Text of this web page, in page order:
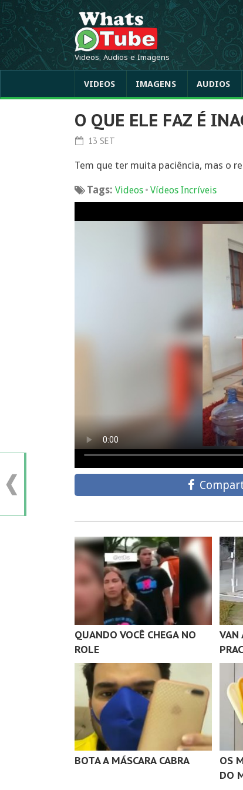
Videos, Audios e Imagens
VIDEOS IMAGENS AUDIOS
O QUE ELE FAZ É
13 SET
Tem que ter muita paciência, mas o
Tags: Videos • Vídeos Incríveis
QUANDO VOCÊ CHEGA NO
ROLE
VAN
BOTA A MÁSCARA CABRA
OS
DO